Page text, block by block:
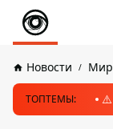
Новости Мир
ТОПТЕМЫ: ⚠️